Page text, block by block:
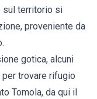
sul territorio si
proveniente da
gotica, alcuni
trovare rifugio
Tomola, da qui il